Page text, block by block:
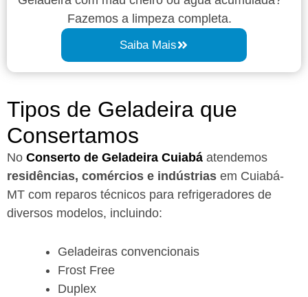
Fazemos a limpeza completa.
Saiba Mais
Tipos de Geladeira que
Consertamos
No Conserto de Geladeira Cuiabá atendemos
residências, comércios e indústrias em Cuiabá-
MT com reparos técnicos para refrigeradores de
diversos modelos, incluindo:
Geladeiras convencionais
Frost Free
Duplex